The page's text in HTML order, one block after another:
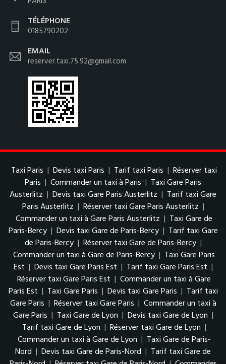
TÉLÉPHONE
0185790202
EMAIL
reserver.taxi.75.92@gmail.com
Taxi Paris | Devis taxi Paris | Tarif taxi Paris | Réserver taxi
Paris | Commander un taxi à Paris | Taxi Gare Paris
Austerlitz | Devis taxi Gare Paris Austerlitz | Tarif taxi Gare
Paris Austerlitz | Réserver taxi Gare Paris Austerlitz |
Commander un taxi à Gare Paris Austerlitz | Taxi Gare de
Paris-Bercy | Devis taxi Gare de Paris-Bercy | Tarif taxi Gare
de Paris-Bercy | Réserver taxi Gare de Paris-Bercy |
Commander un taxi à Gare de Paris-Bercy | Taxi Gare Paris
Est | Devis taxi Gare Paris Est | Tarif taxi Gare Paris Est |
Réserver taxi Gare Paris Est | Commander un taxi à Gare
Paris Est | Taxi Gare Paris | Devis taxi Gare Paris | Tarif taxi
Gare Paris | Réserver taxi Gare Paris | Commander un taxi à
Gare Paris | Taxi Gare de Lyon | Devis taxi Gare de Lyon |
Tarif taxi Gare de Lyon | Réserver taxi Gare de Lyon |
Commander un taxi à Gare de Lyon | Taxi Gare de Paris-
Nord | Devis taxi Gare de Paris-Nord | Tarif taxi Gare de